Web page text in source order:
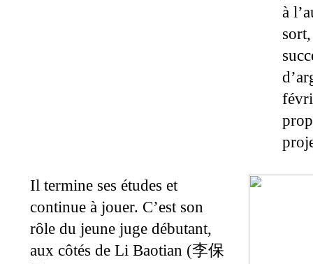
à
Il termine ses études et
continue à jouer. C’est son
rôle du jeune juge débutant,
aux côtés de Li Baotian (李保